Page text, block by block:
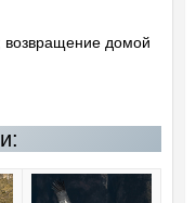
возвращение домой